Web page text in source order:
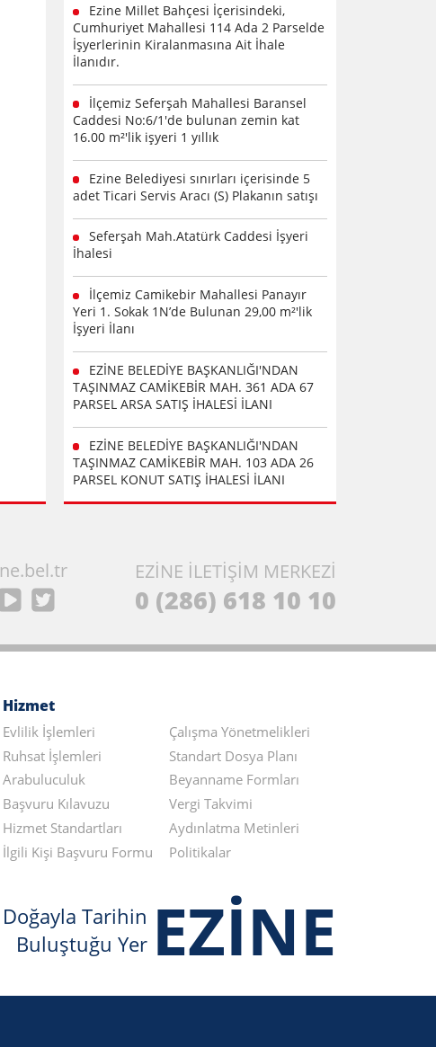
Ezine Millet Bahçesi İçerisindeki,
Cumhuriyet Mahallesi 114 Ada 2 Parselde
İşyerlerinin Kiralanmasına Ait İhale
İlanıdır.
İlçemiz Seferşah Mahallesi Baransel
Caddesi No:6/1'de bulunan zemin kat
16.00 m²'lik işyeri 1 yıllık
Ezine Belediyesi sınırları içerisinde 5
adet Ticari Servis Aracı (S) Plakanın satışı
Seferşah Mah.Atatürk Caddesi İşyeri
İhalesi
İlçemiz Camikebir Mahallesi Panayır
Yeri 1. Sokak 1N’de Bulunan 29,00 m²'lik
İşyeri İlanı
EZİNE BELEDİYE BAŞKANLIĞI'NDAN
TAŞINMAZ CAMİKEBİR MAH. 361 ADA 67
PARSEL ARSA SATIŞ İHALESİ İLANI
EZİNE BELEDİYE BAŞKANLIĞI'NDAN
TAŞINMAZ CAMİKEBİR MAH. 103 ADA 26
PARSEL KONUT SATIŞ İHALESİ İLANI
EZİNE İLETİŞİM MERKEZİ
0 (286) 618 10 10
Hizmet
Evlilik İşlemleri
Çalışma Yönetmelikleri
Ruhsat İşlemleri
Standart Dosya Planı
Arabuluculuk
Beyanname Formları
Başvuru Kılavuzu
Vergi Takvimi
Hizmet Standartları
Aydınlatma Metinleri
İlgili Kişi Başvuru Formu
Politikalar
Doğayla Tarihin
Buluştuğu Yer EZİNE